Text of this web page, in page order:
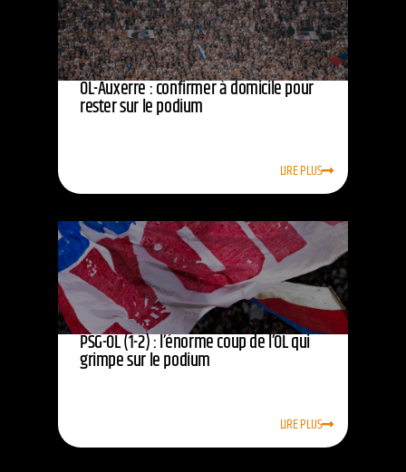
OL-Auxerre : confirmer à domicile pour
rester sur le podium
LIRE PLUS
PSG-OL (1-2) : l’énorme coup de l’OL qui
grimpe sur le podium
LIRE PLUS